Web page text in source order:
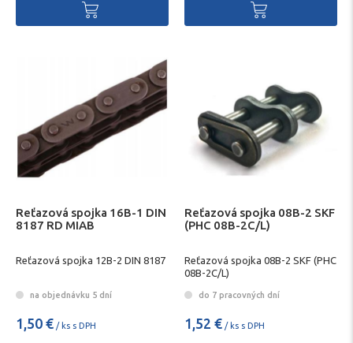
Reťazová spojka 16B-1 DIN
8187 RD MIAB
Reťazová spojka 12B-2 DIN 8187
na objednávku 5 dní
1,50 € / ks s DPH
Reťazová spojka 08B-2 SKF
(PHC 08B-2C/L)
Reťazová spojka 08B-2 SKF (PHC
08B-2C/L)
do 7 pracovných dní
1,52 € / ks s DPH